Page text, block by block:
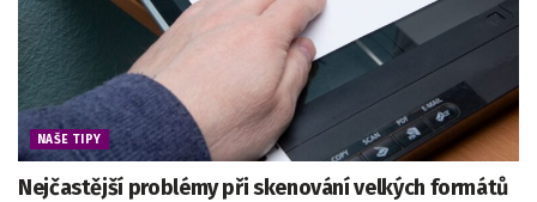
NAŠE TIPY
Nejčastější problémy při skenování velkých formátů